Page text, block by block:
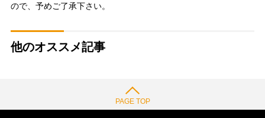
ので、予めご了承下さい。
他のオススメ記事
PAGE TOP